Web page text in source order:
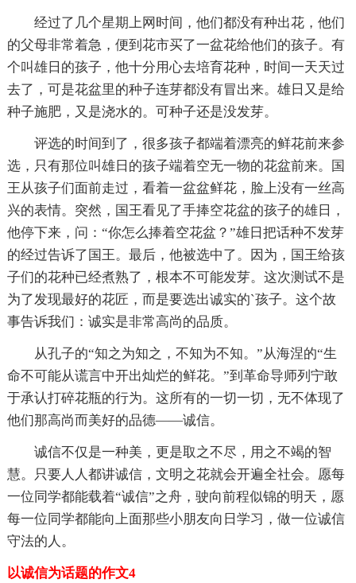
经过了几个星期上网时间，他们都没有种出花，他们
的父母非常着急，便到花市买了一盆花给他们的孩子。有
个叫雄日的孩子，他十分用心去培育花种，时间一天天过
去了，可是花盆里的种子连芽都没有冒出来。雄日又是给
种子施肥，又是浇水的。可种子还是没发芽。
评选的时间到了，很多孩子都端着漂亮的鲜花前来参
选，只有那位叫雄日的孩子端着空无一物的花盆前来。国
王从孩子们面前走过，看着一盆盆鲜花，脸上没有一丝高
兴的表情。突然，国王看见了手捧空花盆的孩子的雄日，
他停下来，问：“你怎么捧着空花盆？”雄日把话种不发芽
的经过告诉了国王。最后，他被选中了。因为，国王给孩
子们的花种已经煮熟了，根本不可能发芽。这次测试不是
为了发现最好的花匠，而是要选出诚实的`孩子。这个故
事告诉我们：诚实是非常高尚的品质。
从孔子的“知之为知之，不知为不知。”从海涅的“生
命不可能从谎言中开出灿烂的鲜花。”到革命导师列宁敢
于承认打碎花瓶的行为。这所有的一切一切，无不体现了
他们那高尚而美好的品德——诚信。
诚信不仅是一种美，更是取之不尽，用之不竭的智
慧。只要人人都讲诚信，文明之花就会开遍全社会。愿每
一位同学都能载着“诚信”之舟，驶向前程似锦的明天，愿
每一位同学都能向上面那些小朋友向日学习，做一位诚信
守法的人。
以诚信为话题的作文4